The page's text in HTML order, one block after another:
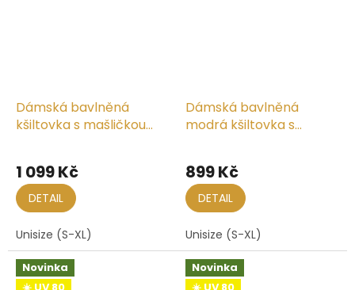
Dámská bavlněná
kšiltovka s mašličkou
1 099 Kč
DETAIL
Unisize (S-XL)
Dámská bavlněná
modrá kšiltovka s
899 Kč
DETAIL
Unisize (S-XL)
Novinka
Novinka